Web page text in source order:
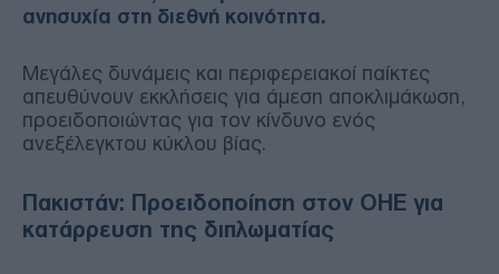
ανησυχία στη διεθνή κοινότητα.
Μεγάλες δυνάμεις και περιφερειακοί παίκτες
απευθύνουν εκκλήσεις για άμεση αποκλιμάκωση,
προειδοποιώντας για τον κίνδυνο ενός
ανεξέλεγκτου κύκλου βίας.
Πακιστάν: Προειδοποίηση στον ΟΗΕ για
κατάρρευση της διπλωματίας